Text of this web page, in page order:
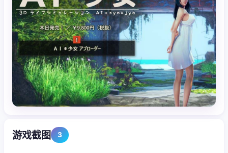
游戏截图 3